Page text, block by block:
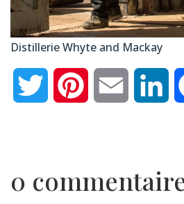
Distillerie Whyte and Mackay
Twitter Pinterest Email
0